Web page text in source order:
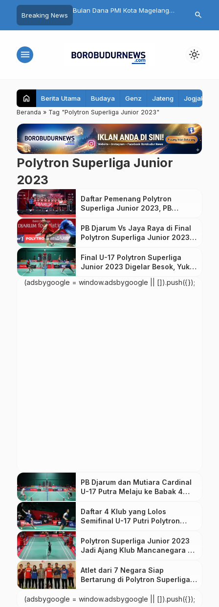
Breaking News
di Magelang Sukses
Pelari
Bulan Dana PMI Kota Magelang
32 Pelajar
search
menu light_mode
home Berita Utama Budaya Genz Jateng Jogjakarta
Beranda » Tag "Polytron Superliga Junior 2023"
Polytron Superliga Junior
2023
Daftar Pemenang Polytron
Superliga Junior 2023, PB
PB Djarum Vs Jaya Raya di Final
Polytron Superliga Junior 2023
Saksikan!
Final U-17 Polytron Superliga
Junior 2023 Digelar Besok, Yuk
(adsbygoogle = window.adsbygoogle || []).push({});
PB Djarum dan Mutiara Cardinal
U-17 Putra Melaju ke Babak 4
2023
Daftar 4 Klub yang Lolos
Semifinal U-17 Putri Polytron
Polytron Superliga Junior 2023
Jadi Ajang Klub Mancanegara Uji
Atlet dari 7 Negara Siap
Bertarung di Polytron Superliga
Djarum Magelang
(adsbygoogle = window.adsbygoogle || []).push({});